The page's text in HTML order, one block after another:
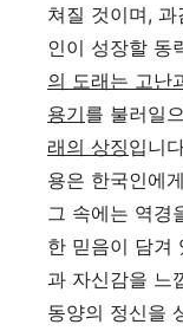
쳐질 것이며,
인이 성장할 동
의 도래는 고난
용기를 불러일
래의 상징입니
용은 한국인에
그 속에는 역경
한 믿음이 담겨
과 자신감을 느
동양의 정신을